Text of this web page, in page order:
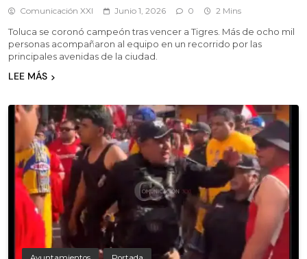
Comunicación XXI Junio 1, 2026 0 2 Mins
Toluca se coronó campeón tras vencer a Tigres. Más de ocho mil
personas acompañaron al equipo en un recorrido por las
principales avenidas de la ciudad.
LEE MÁS